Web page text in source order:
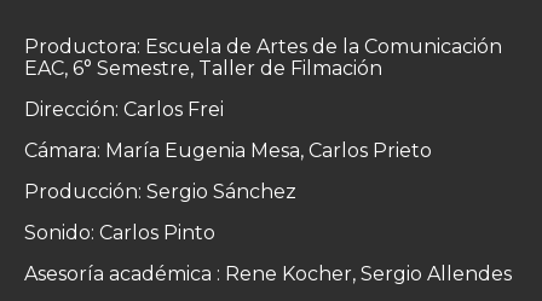
Productora: Escuela de Artes de la Comunicación
EAC, 6° Semestre, Taller de Filmación
Dirección: Carlos Frei
Cámara: María Eugenia Mesa, Carlos Prieto
Producción: Sergio Sánchez
Sonido: Carlos Pinto
Asesoría académica : Rene Kocher, Sergio Allendes